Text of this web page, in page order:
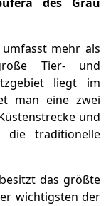
mehr als
Tier- und
liegt im
man eine zwei
und
die traditionelle
das größte
wichtigsten der